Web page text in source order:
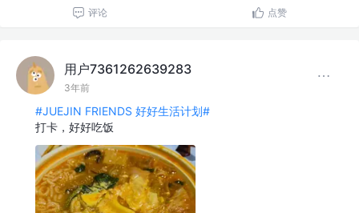
评论 点赞
用户7361262639283
3年前
#JUEJIN FRIENDS 好好生活计划#
打卡，好好吃饭